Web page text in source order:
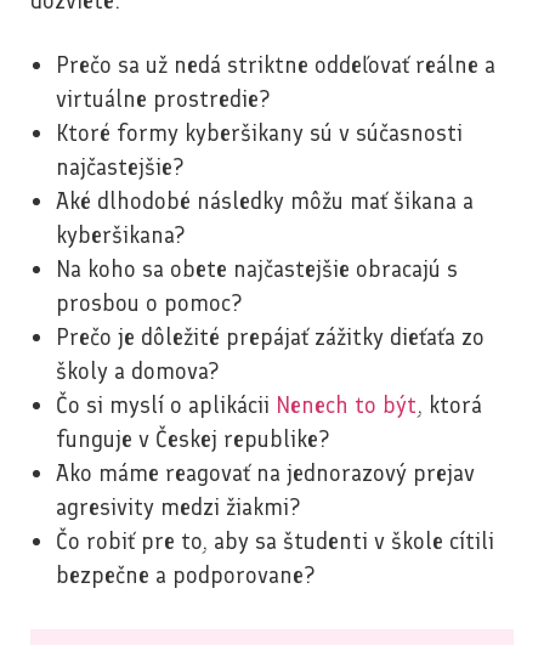
Prečo sa už nedá striktne oddeľovať reálne a
virtuálne prostredie?
Ktoré formy kyberšikany sú v súčasnosti
najčastejšie?
Aké dlhodobé následky môžu mať šikana a
kyberšikana?
Na koho sa obete najčastejšie obracajú s
prosbou o pomoc?
Prečo je dôležité prepájať zážitky dieťaťa zo
školy a domova?
Čo si myslí o aplikácii Nenech to být, ktorá
funguje v Českej republike?
Ako máme reagovať na jednorazový prejav
agresivity medzi žiakmi?
Čo robiť pre to, aby sa študenti v škole cítili
bezpečne a podporovane?